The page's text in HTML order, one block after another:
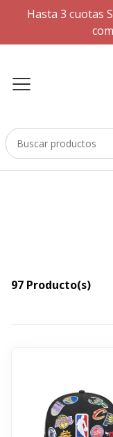
Hasta 3 cuotas
97 Producto(s)